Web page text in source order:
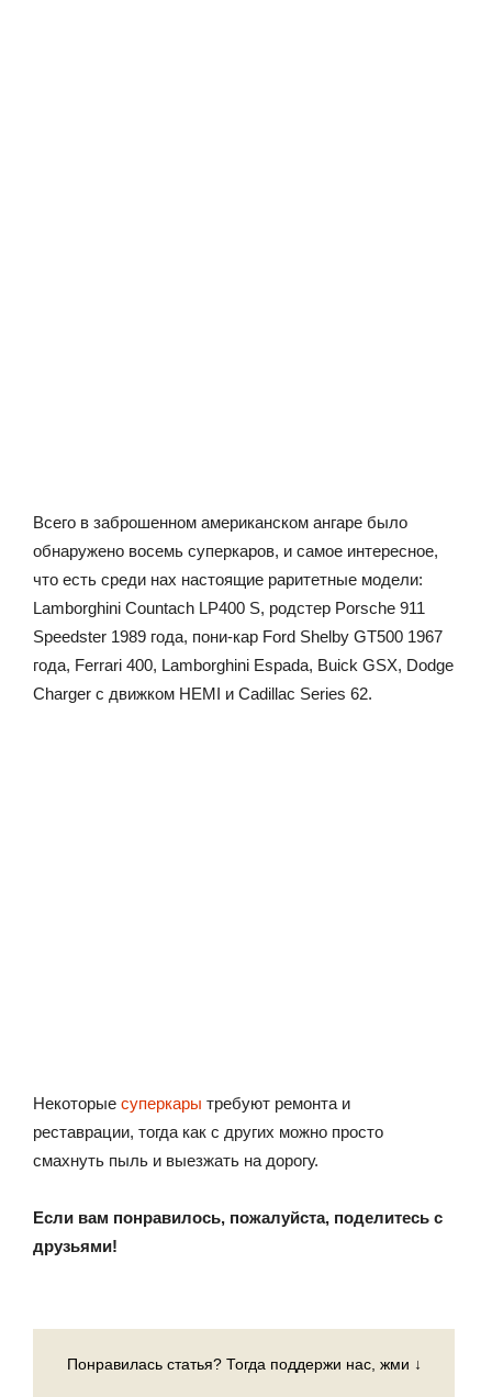
Всего в заброшенном американском ангаре было
обнаружено восемь суперкаров, и самое интересное,
что есть среди нах настоящие раритетные модели:
Lamborghini Countach LP400 S, родстер Porsche 911
Speedster 1989 года, пони-кар Ford Shelby GT500 1967
года, Ferrari 400, Lamborghini Espada, Buick GSX, Dodge
Charger с движком HEMI и Cadillac Series 62.
Некоторые суперкары требуют ремонта и
реставрации, тогда как с других можно просто
смахнуть пыль и выезжать на дорогу.
Если вам понравилось, пожалуйста, поделитесь с
друзьями!
Понравилась статья? Тогда поддержи нас, жми ↓